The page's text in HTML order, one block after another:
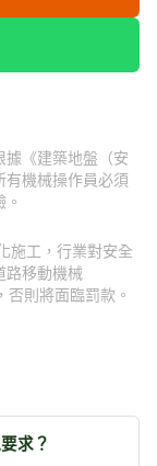
據《建築地盤（安
有機械操作員必須
施工，行業對安全
路移動機械
否則將面臨罰款。
求？